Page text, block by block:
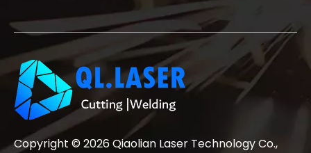
Copyright © 2026Qiaolian Laser Technology Co.,